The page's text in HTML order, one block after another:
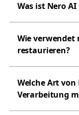
Was ist Nero
Wie verwendet
restaurieren?
Welche Art
Verarbeitung